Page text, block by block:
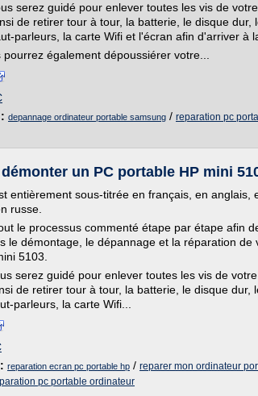
serez guidé pour enlever toutes les vis de
de retirer tour à tour, la batterie, le disque dur,
parleurs, la carte Wifi et l'écran afin d'arriver à
pourrez également dépoussiérer votre...
depannage ordinateur portable samsung / reparation pc
un PC portable HP mini
entièrement sous-titrée en français, en anglais,
russe.
le processus commenté étape par étape afin
le démontage, le dépannage et la réparation de
5103.
serez guidé pour enlever toutes les vis de
de retirer tour à tour, la batterie, le disque dur,
parleurs, la carte Wifi...
reparation ecran pc portable hp / reparer mon ordinateur
pc portable ordinateur